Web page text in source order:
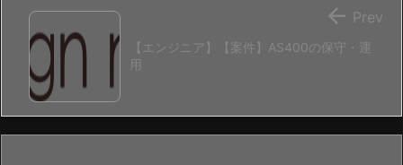
【エンジニア】【案件】AS400の保守・運
用
 Prev